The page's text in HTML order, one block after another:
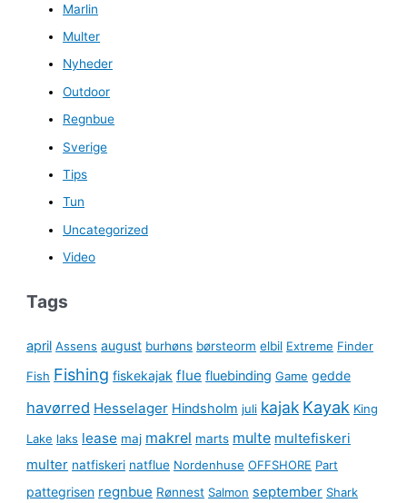
Marlin
Multer
Nyheder
Outdoor
Regnbue
Sverige
Tips
Tun
Uncategorized
Video
Tags
april Assens august burhøns børsteorm elbil Extreme Finder
Fish Fishing fiskekajak flue fluebinding Game gedde
havørred Hesselager Hindsholm juli kajak Kayak King
Lake laks lease maj makrel marts multe multefiskeri
multer natfiskeri natflue Nordenhuse OFFSHORE Part
pattegrisen regnbue Rønnest Salmon september Shark